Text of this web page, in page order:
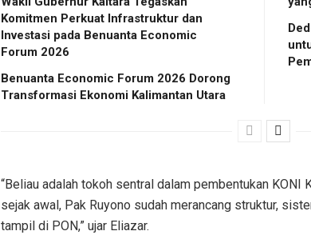
Komitmen Perkuat Infrastruktur dan
Investasi pada Benuanta Economic
Forum 2026
Benuanta Economic Forum 2026 Dorong
Transformasi Ekonomi Kalimantan Utara
“Beliau adalah tokoh sentral dalam pembentukan KONI
sejak awal, Pak Ruyono sudah merancang struktur,
tampil di PON,” ujar Eliazar.